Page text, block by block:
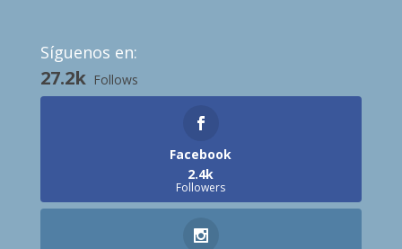
Síguenos en:
27.2k Follows
Facebook
2.4k
Followers